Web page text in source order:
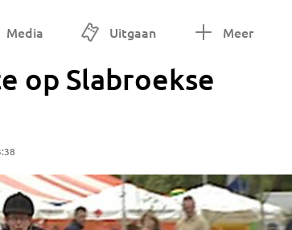
Media Uitgaan Meer
op Slabroekse